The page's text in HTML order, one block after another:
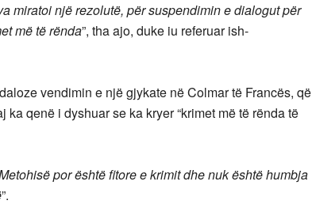
miratoi një rezolutë, për suspendimin e dialogut për
më të rënda”, tha ajo, duke iu referuar ish-
vendimin e një gjykate në Colmar të Francës, që
qenë i dyshuar se ka kryer “krimet më të rënda të
por është fitore e krimit dhe nuk është humbja
”.